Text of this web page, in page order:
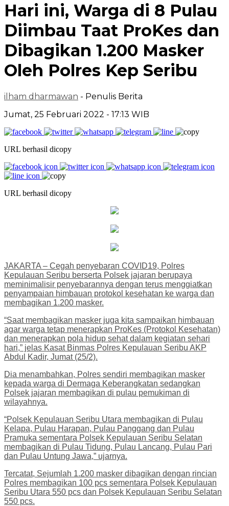
Hari ini, Warga di 8 Pulau
Diimbau Taat ProKes dan
Dibagikan 1.200 Masker
Oleh Polres Kep Seribu
ilham dharmawan - Penulis Berita
Jumat, 25 Februari 2022 - 17:13 WIB
URL berhasil dicopy
URL berhasil dicopy
JAKARTA – Cegah penyebaran COVID19, Polres
Kepulauan Seribu berserta Polsek jajaran berupaya
meminimalisir penyebarannya dengan terus menggiatkan
penyampaian himbauan protokol kesehatan ke warga dan
membagikan 1.200 masker.
“Saat membagikan masker juga kita sampaikan himbauan
agar warga tetap menerapkan ProKes (Protokol Kesehatan)
dan menerapkan pola hidup sehat dalam kegiatan sehari
hari,” jelas Kasat Binmas Polres Kepulauan Seribu AKP
Abdul Kadir, Jumat (25/2).
Dia menambahkan, Polres sendiri membagikan masker
kepada warga di Dermaga Keberangkatan sedangkan
Polsek jajaran membagikan di pulau pemukiman di
wilayahnya.
“Polsek Kepulauan Seribu Utara membagikan di Pulau
Kelapa, Pulau Harapan, Pulau Panggang dan Pulau
Pramuka sementara Polsek Kepulauan Seribu Selatan
membagikan di Pulau Tidung, Pulau Lancang, Pulau Pari
dan Pulau Untung Jawa,” ujarnya.
Tercatat, Sejumlah 1.200 masker dibagikan dengan rincian
Polres membagikan 100 pcs sementara Polsek Kepulauan
Seribu Utara 550 pcs dan Polsek Kepulauan Seribu Selatan
550 pcs.